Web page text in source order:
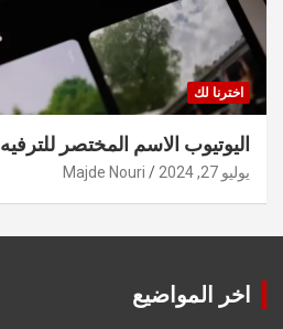
اخترنا لك
اليوتيوب الاسم المختصر للترفيه
يوليو 27, 2024 Majde Nouri
اخر المواضيع